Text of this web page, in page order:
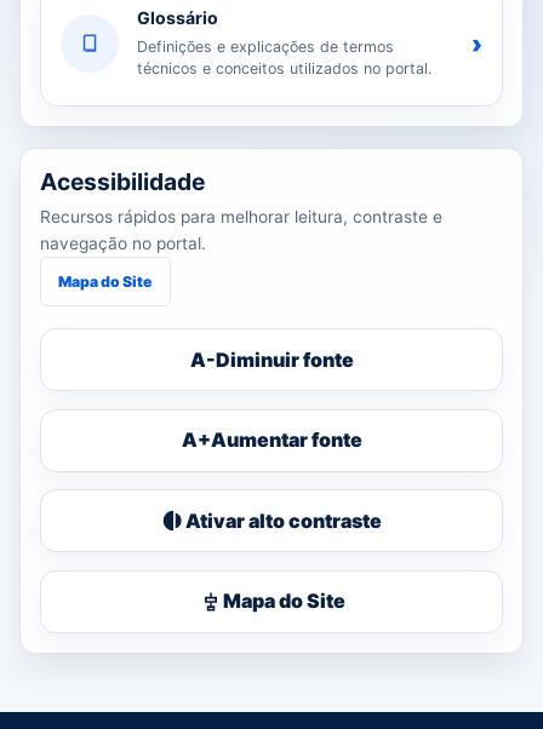
Glossário
Definições e explicações de termos
técnicos e conceitos utilizados no portal.
›
Acessibilidade
Recursos rápidos para melhorar leitura, contraste e
navegação no portal.
Mapa do Site
A-Diminuir fonte
A+Aumentar fonte
Ativar alto contraste
Mapa do Site